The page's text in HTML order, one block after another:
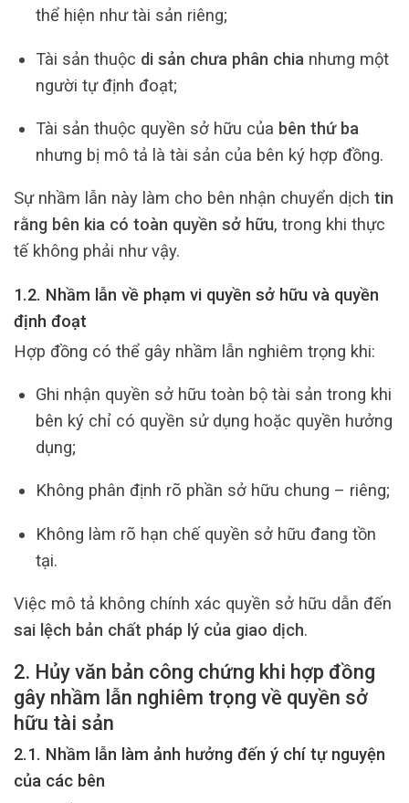
thể hiện như tài sản riêng;
Tài sản thuộc di sản chưa phân chia nhưng một
người tự định đoạt;
Tài sản thuộc quyền sở hữu của bên thứ ba
nhưng bị mô tả là tài sản của bên ký hợp đồng.
Sự nhầm lẫn này làm cho bên nhận chuyển dịch tin
rằng bên kia có toàn quyền sở hữu, trong khi thực
tế không phải như vậy.
1.2. Nhầm lẫn về phạm vi quyền sở hữu và quyền
định đoạt
Hợp đồng có thể gây nhầm lẫn nghiêm trọng khi:
Ghi nhận quyền sở hữu toàn bộ tài sản trong khi
bên ký chỉ có quyền sử dụng hoặc quyền hưởng
dụng;
Không phân định rõ phần sở hữu chung – riêng;
Không làm rõ hạn chế quyền sở hữu đang tồn
tại.
Việc mô tả không chính xác quyền sở hữu dẫn đến
sai lệch bản chất pháp lý của giao dịch.
2. Hủy văn bản công chứng khi hợp đồng
gây nhầm lẫn nghiêm trọng về quyền sở
hữu tài sản
2.1. Nhầm lẫn làm ảnh hưởng đến ý chí tự nguyện
của các bên